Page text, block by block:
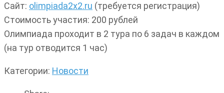
Сайт: olimpiada2x2.ru (требуется регистрация)
Стоимость участия: 200 рублей
Олимпиада проходит в 2 тура по 6 задач в каждом
(на тур отводится 1 час)
Категории: Новости